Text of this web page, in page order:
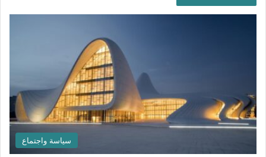
سياسة واجتماع